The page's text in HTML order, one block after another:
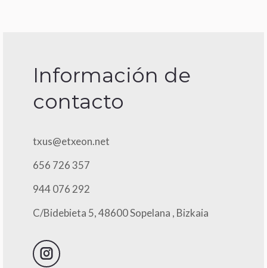
Información de
contacto
txus@etxeon.net
656 726 357
944 076 292
C/Bidebieta 5, 48600 Sopelana , Bizkaia
Instagram